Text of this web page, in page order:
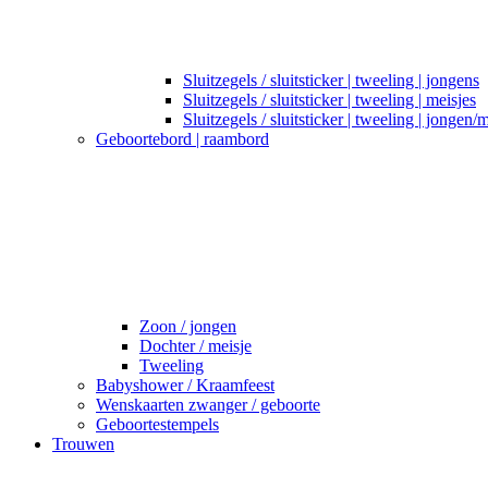
Sluitzegels / sluitsticker | tweeling | jongens
Sluitzegels / sluitsticker | tweeling | meisjes
Sluitzegels / sluitsticker | tweeling | jongen/
Geboortebord | raambord
Zoon / jongen
Dochter / meisje
Tweeling
Babyshower / Kraamfeest
Wenskaarten zwanger / geboorte
Geboortestempels
Trouwen